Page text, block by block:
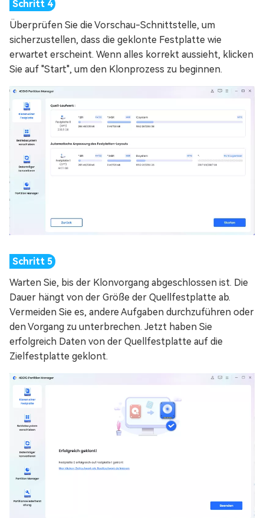
Überprüfen Sie die Vorschau-Schnittstelle, um
sicherzustellen, dass die geklonte Festplatte wie
erwartet erscheint. Wenn alles korrekt aussieht, klicken
Sie auf "Start", um den Klonprozess zu beginnen.
Warten Sie, bis der Klonvorgang abgeschlossen ist. Die
Dauer hängt von der Größe der Quellfestplatte ab.
Vermeiden Sie es, andere Aufgaben durchzuführen oder
den Vorgang zu unterbrechen. Jetzt haben Sie
erfolgreich Daten von der Quellfestplatte auf die
Zielfestplatte geklont.